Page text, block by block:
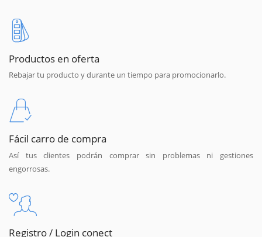
Productos en oferta
Rebajar tu producto y durante un tiempo para promocionarlo.
Fácil carro de compra
Así tus clientes podrán comprar sin problemas ni gestiones
engorrosas.
Registro / Login conect